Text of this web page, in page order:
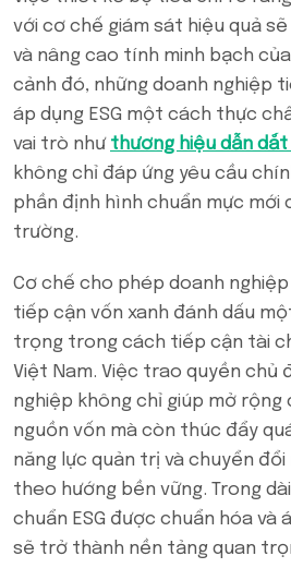
với cơ chế giám sát hiệu quả
và nâng cao tính minh bạch
cảnh đó, những doanh nghiệp
áp dụng ESG một cách thực
vai trò như thương hiệu dẫn
không chỉ đáp ứng yêu cầu
phần định hình chuẩn mực mới
trường.
Cơ chế cho phép doanh nghiệp
tiếp cận vốn xanh đánh dấu
trọng trong cách tiếp cận tài
Việt Nam. Việc trao quyền chủ
nghiệp không chỉ giúp mở rộng
nguồn vốn mà còn thúc đẩy
năng lực quản trị và chuyển đổi
theo hướng bền vững. Trong
chuẩn ESG được chuẩn hóa và
sẽ trở thành nền tảng quan